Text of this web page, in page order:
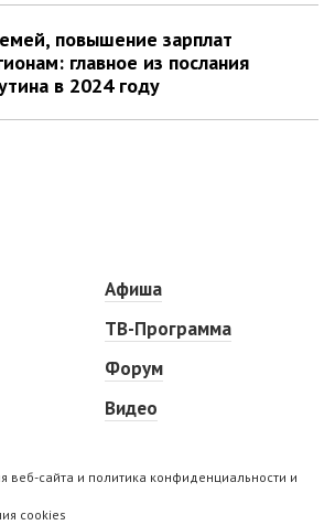
повышение зарплат
главное из послания
в 2024 году
Афиша
ТВ-Программа
Форум
Видео
веб-сайта и политика конфиденциальности и
cookies